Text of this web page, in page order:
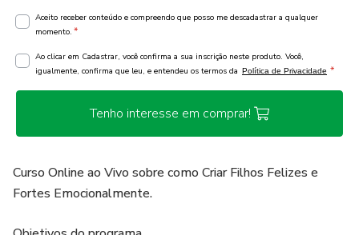
Aceito receber conteúdo e compreendo que posso me descadastrar a qualquer
momento. *
Ao clicar em Cadastrar, você confirma a sua inscrição neste produto. Você,
igualmente, confirma que leu, e entendeu os termos da Política de Privacidade *
Tenho interesse em comprar!
Curso Online ao Vivo sobre como Criar Filhos Felizes e
Fortes Emocionalmente.